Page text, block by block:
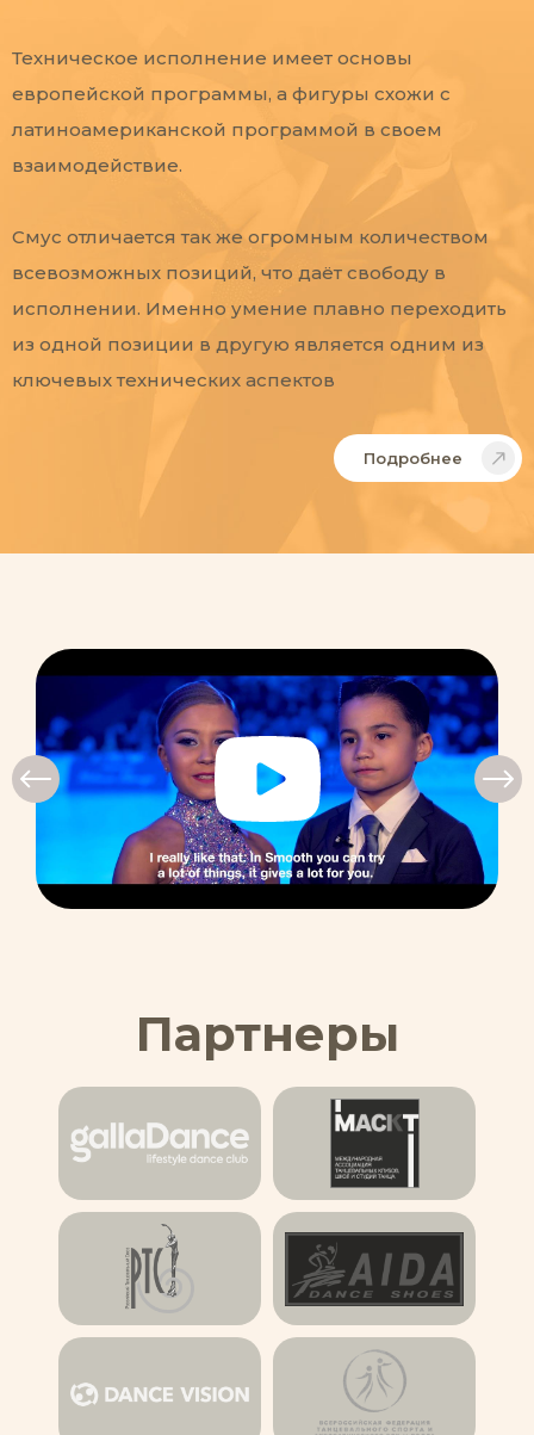
Техническое исполнение имеет основы
европейской программы, а фигуры схожи с
латиноамериканской программой в своем
взаимодействие.
Смус отличается так же огромным количеством
всевозможных позиций, что даёт свободу в
исполнении. Именно умение плавно переходить
из одной позиции в другую является одним из
ключевых технических аспектов
Подробнее
Партнеры